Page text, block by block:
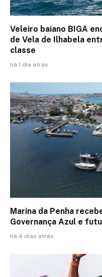
Veleiro baiano BIGA
de Vela de Ilhabela
classe
há 1 dia atrás
Marina da Penha
Governança Azul e
há 4 dias atrás